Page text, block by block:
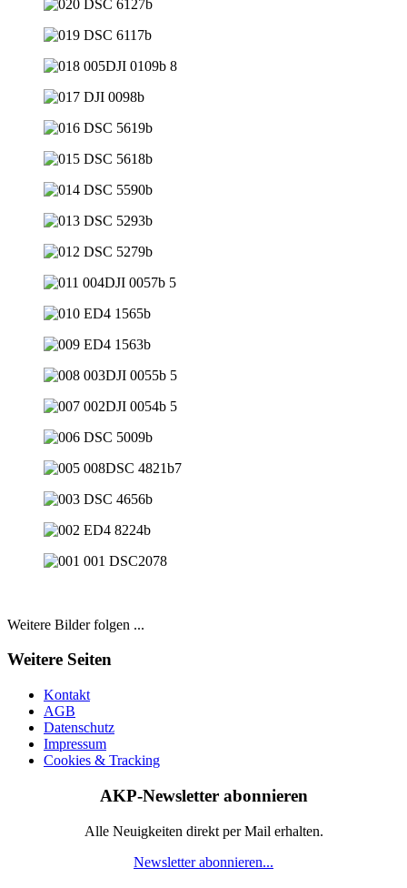
Weitere Bilder folgen ...
Weitere Seiten
Kontakt
AGB
Datenschutz
Impressum
Cookies & Tracking
AKP-Newsletter abonnieren
Alle Neuigkeiten direkt per Mail erhalten.
Newsletter abonnieren...